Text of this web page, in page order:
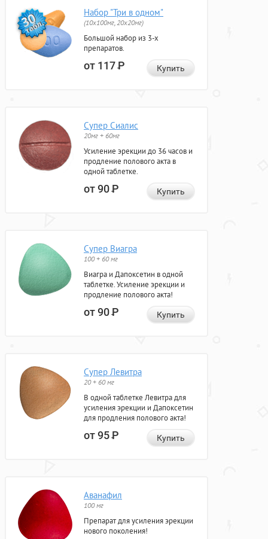
Набор "Три в одном"
(10x100мг, 20x20мг)
Большой набор из 3-х
препаратов.
от 117Р Купить
Супер Сиалис
20мг + 60мг
Усиление эрекции до 36 часов и
продление полового акта в
одной таблетке.
от 90Р Купить
Супер Виагра
100 + 60 мг
Виагра и Дапоксетин в одной
таблетке. Усиление эрекции и
продление полового акта!
от 90Р Купить
Супер Левитра
20 + 60 мг
В одной таблетке Левитра для
усиления эрекции и Дапоксетин
для продления полового акта!
от 95Р Купить
Аванафил
100 мг
Препарат для усиления эрекции
нового поколения!